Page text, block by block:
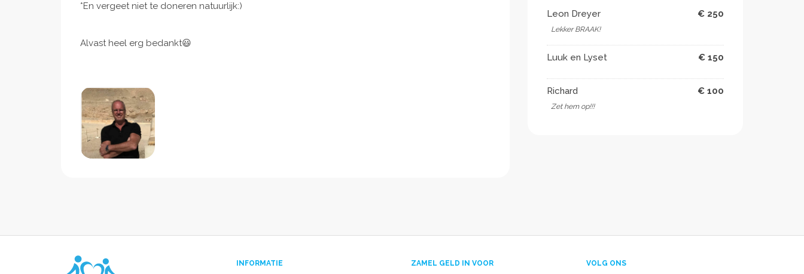
*En vergeet niet te doneren natuurlijk:)
Alvast heel erg bedankt😃
Leon Dreyer € 250
Lekker BRAAK!
Luuk en Lyset € 150
Richard € 100
Zet hem op!!!
INFORMATIE ZAMEL GELD IN VOOR VOLG ONS